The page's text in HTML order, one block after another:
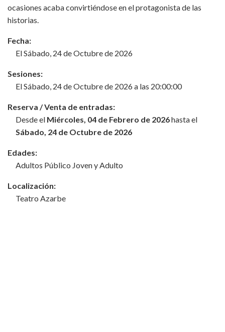
ocasiones acaba convirtiéndose en el protagonista de las
historias.
Fecha:
El Sábado, 24 de Octubre de 2026
Sesiones:
El Sábado, 24 de Octubre de 2026 a las 20:00:00
Reserva / Venta de entradas:
Desde el Miércoles, 04 de Febrero de 2026hasta el
Sábado, 24 de Octubre de 2026
Edades:
Adultos Público Joven y Adulto
Localización:
Teatro Azarbe